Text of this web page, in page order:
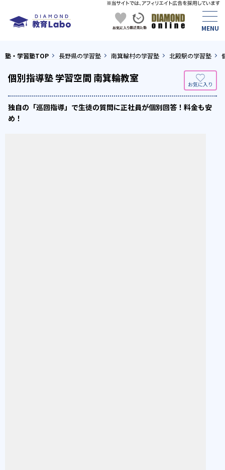
塾・学習塾TOP 長野県の学習塾 南箕輪村の学習塾 北殿駅の学習塾
個別指導塾 学習空間 南箕輪教室
独自の「巡回指導」で生徒の質問に正社員が個別回答！料金も安
め！